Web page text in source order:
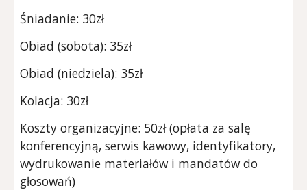
Śniadanie: 30zł
Obiad (sobota): 35zł
Obiad (niedziela): 35zł
Kolacja: 30zł
Koszty organizacyjne: 50zł (opłata za salę
konferencyjną, serwis kawowy, identyfikatory,
wydrukowanie materiałów i mandatów do
głosowań)